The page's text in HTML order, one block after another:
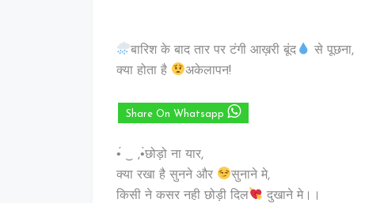
बारिश के ‪बाद तार पर ‪टंगी ‪आख़री ‪‎बूंद
से पूछना,
क्या होता है ‪‎
अकेलापन!
Share On Whatsapp
•́ ‿ ,•̀छोड़ो ना यार,
क्या रखा है सुनने और
सुनाने मे,
किसी ने कसर नही छोड़ी दिल
दुखाने मे।।